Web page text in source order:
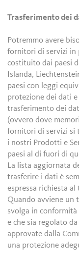
Trasferimento dei
Potremmo avere
fornitori di servizi in
costituito dai paesi
Islanda,
paesi con leggi
protezione dei dati
trasferimento dei
(ovvero dove
fornitori di servizi si
i nostri Prodotti e
paesi al di fuori di
La lista aggiornata
trasferire i dati è
espressa richiesta
Quando avviene un
svolga in
e che sia regolato
approvate dalla
una protezione